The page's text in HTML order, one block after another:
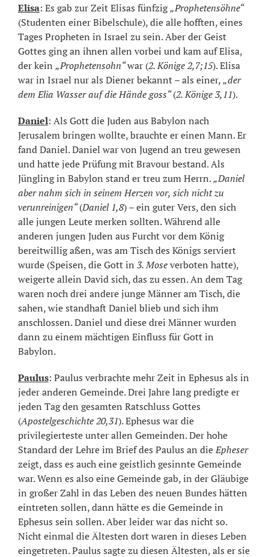
Elisa: Es gab zur Zeit Elisas fünfzig„Prophetensöhne“
(Studenten einer Bibelschule), die alle hofften, eines
Tages Propheten in Israel zu sein. Aber der Geist
Gottes ging an ihnen allen vorbei und kam auf Elisa,
der kein „Prophetensohn“war (2. Könige 2,7;15). Elisa
war in Israel nur als Diener bekannt – als einer,„der
dem Elia Wasser auf die Hände goss“(2. Könige 3,11).
Daniel: Als Gott die Juden aus Babylon nach
Jerusalem bringen wollte, brauchte er einen Mann. Er
fand Daniel. Daniel war von Jugend an treu gewesen
und hatte jede Prüfung mit Bravour bestand. Als
Jüngling in Babylon stand er treu zum Herrn.„Daniel
aber nahm sich in seinem Herzen vor, sich nicht zu
verunreinigen“(Daniel 1,8) – ein guter Vers, den sich
alle jungen Leute merken sollten. Während alle
anderen jungen Juden aus Furcht vor dem König
bereitwillig aßen, was am Tisch des Königs serviert
wurde (Speisen, die Gott in 3. Moseverboten hatte),
weigerte allein David sich, das zu essen. An dem Tag
waren noch drei andere junge Männer am Tisch, die
sahen, wie standhaft Daniel blieb und sich ihm
anschlossen. Daniel und diese drei Männer wurden
dann zu einem mächtigen Einfluss für Gott in
Babylon.
Paulus: Paulus verbrachte mehr Zeit in Ephesus als in
jeder anderen Gemeinde. Drei Jahre lang predigte er
jeden Tag den gesamten Ratschluss Gottes
(Apostelgeschichte 20,31). Ephesus war die
privilegierteste unter allen Gemeinden. Der hohe
Standard der Lehre im Brief des Paulus an dieEpheser
zeigt, dass es auch eine geistlich gesinnte Gemeinde
war. Wenn es also eine Gemeinde gab, in der Gläubige
in großer Zahl in das Leben des neuen Bundes hätten
eintreten sollen, dann hätte es die Gemeinde in
Ephesus sein sollen. Aber leider war das nicht so.
Nicht einmal die Ältesten dort waren in dieses Leben
eingetreten. Paulus sagte zu diesen Ältesten, als er sie